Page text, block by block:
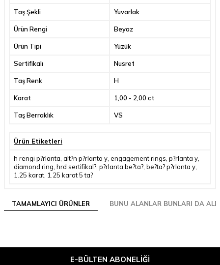
Taş Şekli Yuvarlak
Ürün Rengi Beyaz
Ürün Tipi Yüzük
Sertifikalı Nusret
Taş Renk H
Karat 1,00 - 2,00 ct
Taş Berraklık VS
Ürün Etiketleri
h rengi p?rlanta alt?n p?rlanta y engagement rings p?rlanta y
diamond ring hrd sertifikal? p?rlanta be?ta? be?ta? p?rlanta y
1.25 karat 1.25 karat 5 ta?
TAMAMLAYICI ÜRÜNLER BUNU ALANLAR BUNLARI DA
E-BÜLTEN ABONELIĞI